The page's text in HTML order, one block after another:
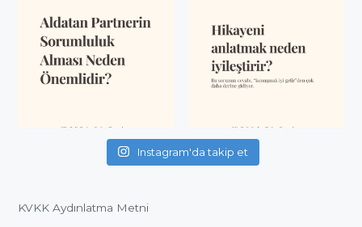
Instagram'da takip et
KVKK Aydınlatma Metni